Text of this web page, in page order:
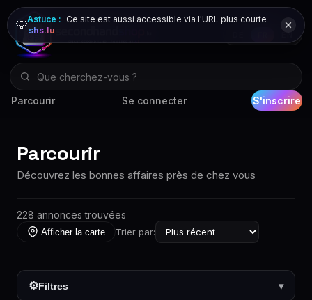
Parcourir Se connecter S'inscrire
💡Astuce : Ce site est aussi accessible via l'URL plus courte
shs.lu
Parcourir
Découvrez les bonnes affaires près de chez vous
228 annonces trouvées
Afficher la carte Trier par:
⚙Filtres ▾